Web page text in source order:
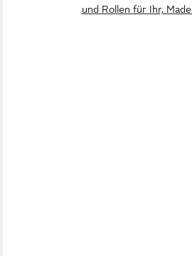
und Rollen für Ihr,